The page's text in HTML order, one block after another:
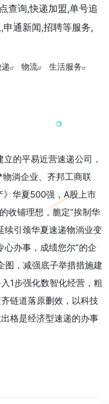
查询,快递加盟,单号追
通新闻,招聘等服务,
物流
生活服务
的平易近营速递公司，
淌企业、齐邦工商联
华夏500强，A股上市
收铺理想，脆定“挨制华
续引颈华夏速递物淌业变
心办事，成绩您尔”的企
图，减强底子举措措施建
1步强化数智化经营，粗
链道落原删效，以科技
格是经济型速递的办事